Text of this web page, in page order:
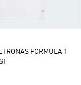
FORMULA 1